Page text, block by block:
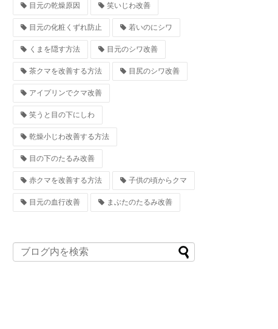
目元の乾燥原因 笑いじわ改善
目元の化粧くずれ防止 若いのにシワ
くまを隠す方法 目元のシワ改善
茶クマを改善する方法 目尻のシワ改善
アイプリンでクマ改善
笑うと目の下にしわ
乾燥小じわ改善する方法
目の下のたるみ改善
赤クマを改善する方法 子供の頃からクマ
目元の血行改善 まぶたのたるみ改善